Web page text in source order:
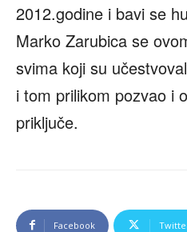
2012.godine i bavi se
Marko Zarubica se
svima koji su
i tom prilikom pozvao i
priključe.
Facebook